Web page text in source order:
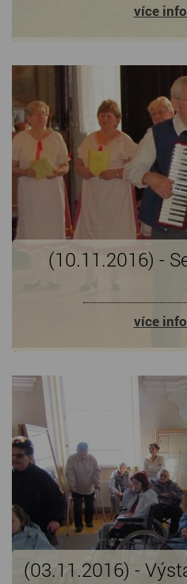
více
(10.11.2016) -
více
(03.11.2016) -